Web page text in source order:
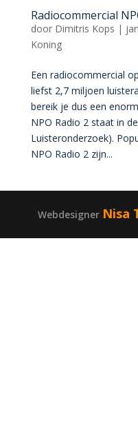
Radiocommercial
door Dimitris Kops |
Koning
Een radiocommercial
liefst 2,7 miljoen
bereik je dus een
NPO Radio 2 staat in
Luisteronderzoek).
NPO Radio 2 zijn...
Webdesigner Nisa